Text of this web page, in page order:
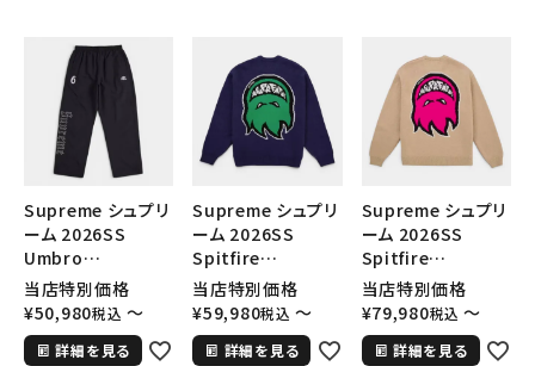
Supreme シュプリ
ーム 2026SS
Umbro
Rhinestone
Track Pant アンブ
ロ ラインストーン ト
ラックパンツ ブラッ
当店特別価格
¥50,980税込 〜
詳細を見る
Supreme シュプリ
ーム 2026SS
Spitfire
Sweater スピッ
トファイア セータ
ー ネイビー
当店特別価格
¥59,980税込 〜
詳細を見る
Supreme シュプリ
ーム 2026SS
Spitfire
Sweater スピッ
トファイア セータ
ー ライトタン
当店特別価格
¥79,980税込 〜
詳細を見る